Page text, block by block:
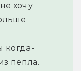
хочу
когда-
пепла.